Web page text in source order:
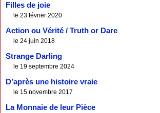
Filles de joie
le 23 février 2020
Action ou Vérité / Truth or Dare
le 24 juin 2018
Strange Darling
le 19 septembre 2024
D’après une histoire vraie
le 15 novembre 2017
La Monnaie de leur Pièce